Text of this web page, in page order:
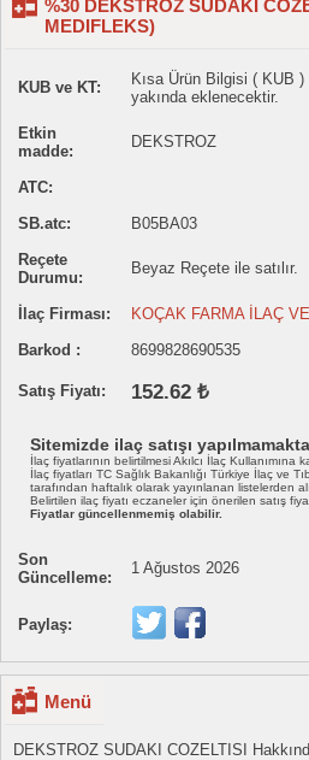
%30 DEKSTROZ SUDAKI
MEDIFLEKS)
KUB ve KT:
Kısa Ürün Bilgisi ( KUB
yakında eklenecektir.
Etkin
madde:
DEKSTROZ
ATC:
SB.atc:
B05BA03
Reçete
Durumu:
Beyaz Reçete ile satılır.
İlaç Firması:
KOÇAK FARMA İLAÇ
Barkod :
8699828690535
Satış Fiyatı: 152.62 ₺
Sitemizde ilaç satışı
İlaç fiyatlarının belirtilmesi Akılcı İlaç Kullanımına
İlaç fiyatları TC Sağlık Bakanlığı Türkiye İlaç ve
tarafından haftalık olarak yayınlanan listelerden
Belirtilen ilaç fiyatı eczaneler için önerilen satış
Fiyatlar güncellenmemiş olabilir.
Son
Güncelleme:
1 Ağustos 2026
Paylaş:
Menü
DEKSTROZ SUDAKI COZELTISI